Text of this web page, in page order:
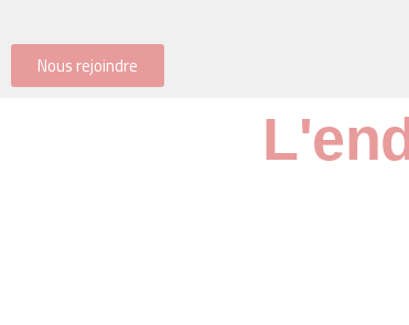
Nous rejoindre